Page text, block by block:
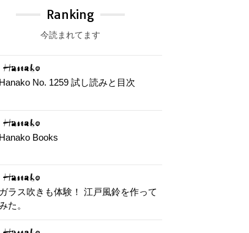
Ranking
今読まれてます
Hanako No. 1259 試し読みと目次
Hanako Books
ガラス吹きも体験！ 江戸風鈴を作って
た。